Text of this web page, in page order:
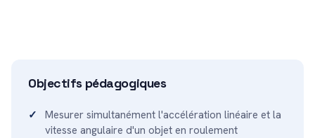
Objectifs pédagogiques
Mesurer simultanément l'accélération linéaire et la
vitesse angulaire d'un objet en roulement